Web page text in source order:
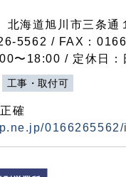
海道旭川市三条通
5562 / FAX：
〜18:00 / 定休日：
工事・取付可
確
0166265562/